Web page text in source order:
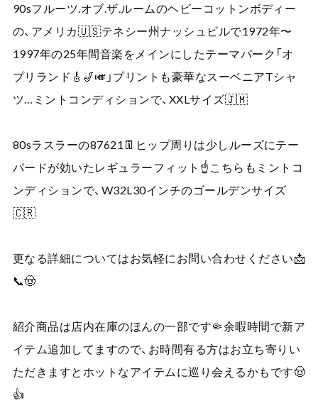
90sフルーツ.オブ.ザ.ルームのヘビーコットンボディー
の、アメリカ🇺🇸テネシー州ナッシュビルで1972年〜
1997年の25年間音楽をメインにしたテーマパーク「オ
プリランド🎸🎷🎺」プリントも豪華なスーベニアTシャ
ツ…ミントコンディションで、XXLサイズ🇯🇲
80sラスラーの87621👖ヒップ周りは少しルーズにテー
パードが効いたレギュラーフィット☝️こちらもミントコ
ンディションで、W32L30インチのゴールデンサイズ
🇨🇷
更なる詳細についてはお気軽にお問い合わせください📩
📞🤠
紹介商品は店内在庫のほんの一部です🤏余暇時間で新ア
イテム追加してますので、お時間有る方はお立ち寄りい
ただきますとホットなアイテムに巡り会えるかもです🤠
👍